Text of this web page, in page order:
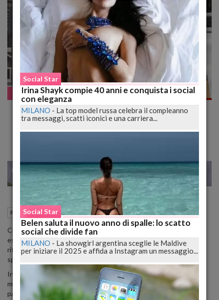
Paparazzate!
Riccardo Scamarcio Beccato con le Mani nel
Pac..., Sacco! FOTO
MILANO 28 29
Paparazzate! 20 Aprile 2016 12:09
Che caduta di stile per Riccardo Scamarcio che, inconsapevole di
essere fotografato, è stato beccato a dare una sbirciatina ed una
ritoccatina ai gioielli di famiglia custoditi nel suo bel pantaloncino
sportivo.
Incurante dei flash, se pure se ne fosse accorto, si è infilato la
mano prima davanti rovistando nelle parti intime, allargando il
pantalone per controllare che tutto fosse ok e poi anche nel
Social Star
Irina Shayk compie 40 anni e conquista i social
con eleganza
MILANO - La top model russa celebra il compleanno
tra messaggi, scatti iconici e una carriera...
Social Star
Belen saluta il nuovo anno di spalle: lo scatto
social che divide fan
MILANO - La showgirl argentina sceglie le Maldive
per iniziare il 2025 e affida a Instagram un messaggio...